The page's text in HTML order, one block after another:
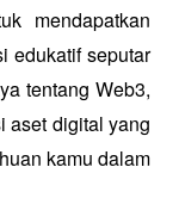
mendapatkan
edukatif seputar
tentang Web3,
aset digital yang
kamu dalam